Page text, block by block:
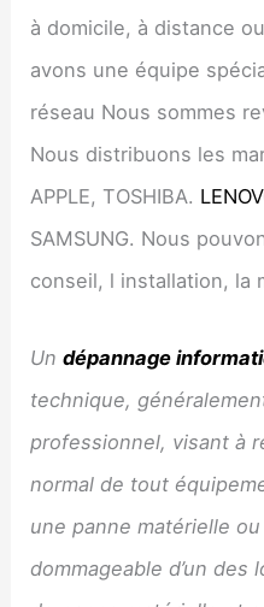
à domicile, à distance
avons une équipe
réseau Nous sommes
Nous distribuons les
APPLE, TOSHIBA.
SAMSUNG. Nous
conseil, l installation, la
Undépannage
technique,
professionnel, visant à
normal de tout
une panne matérielle
dommageable d’un des